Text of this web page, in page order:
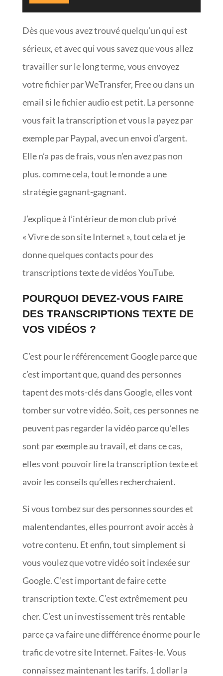
Dès que vous avez trouvé quelqu’un qui est
sérieux, et avec qui vous savez que vous allez
travailler sur le long terme, vous envoyez
votre fichier par WeTransfer, Free ou dans un
email si le fichier audio est petit. La personne
vous fait la transcription et vous la payez par
exemple par Paypal, avec un envoi d’argent.
Elle n’a pas de frais, vous n’en avez pas non
plus. comme cela, tout le monde a une
stratégie gagnant-gagnant.
J’explique à l’intérieur de mon club privé
« Vivre de son site Internet », tout cela et je
donne quelques contacts pour des
transcriptions texte de vidéos YouTube.
POURQUOI DEVEZ-VOUS FAIRE
DES TRANSCRIPTIONS TEXTE DE
VOS VIDÉOS ?
C’est pour le référencement Google parce que
c’est important que, quand des personnes
tapent des mots-clés dans Google, elles vont
tomber sur votre vidéo. Soit, ces personnes ne
peuvent pas regarder la vidéo parce qu’elles
sont par exemple au travail, et dans ce cas,
elles vont pouvoir lire la transcription texte et
avoir les conseils qu’elles recherchaient.
Si vous tombez sur des personnes sourdes et
malentendantes, elles pourront avoir accès à
votre contenu. Et enfin, tout simplement si
vous voulez que votre vidéo soit indexée sur
Google. C’est important de faire cette
transcription texte. C’est extrêmement peu
cher. C’est un investissement très rentable
parce ça va faire une différence énorme pour le
trafic de votre site Internet. Faites-le. Vous
connaissez maintenant les tarifs. 1 dollar la